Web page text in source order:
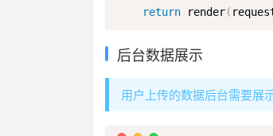
return render(
后台数据展示
用户上传的数据后台需要展